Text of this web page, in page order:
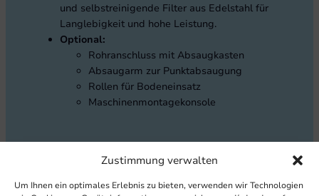
Zustimmung verwalten
Um Ihnen ein optimales Erlebnis zu bieten, verwenden wir Technologien
und selbstreinigende Filter aus Edelstahl für
Langlebigkeit und hohe Leistung.
Optional:
Rohranschluss mit Absaugkasten
Absaugarm zur Punktabsaugung
Rollen für Bodeneinsatz
Maschinenmontagekonsole
TECHNISCHE DATEN